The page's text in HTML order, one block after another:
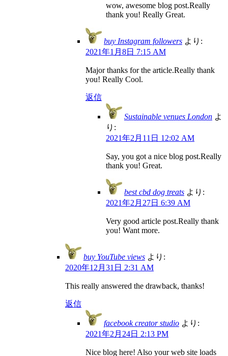
wow, awesome blog post.Really
thank you! Really Great.
buy Instagram followers より:
2021年1月8日 7:15 AM
Major thanks for the article.Really thank
you! Really Cool.
返信
Sustainable venues London よ
り:
2021年2月11日 12:02 AM
Say, you got a nice blog post.Really
thank you! Great.
best cbd dog treats より:
2021年2月27日 6:39 AM
Very good article post.Really thank
you! Want more.
buy YouTube views より:
2020年12月31日 2:31 AM
This really answered the drawback, thanks!
返信
facebook creator studio より:
2021年2月24日 2:13 PM
Nice blog here! Also your web site loads